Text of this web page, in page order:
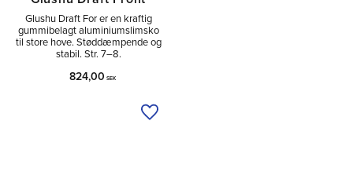
Glushu Draft For er en kraftig
gummibelagt aluminiumslimsko
til store hove. Støddæmpende og
stabil. Str. 7–8.
824,00 SEK
Tilføj til ønskeliste